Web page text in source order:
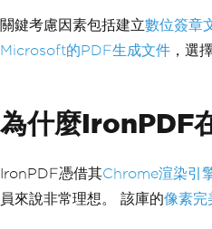
關鍵考慮因素包括建立數位簽章
Microsoft的PDF生成文件 ，選
為什麼IronPDF
IronPDF憑借其Chrome渲染引
員來說非常理想。 該庫的像素完